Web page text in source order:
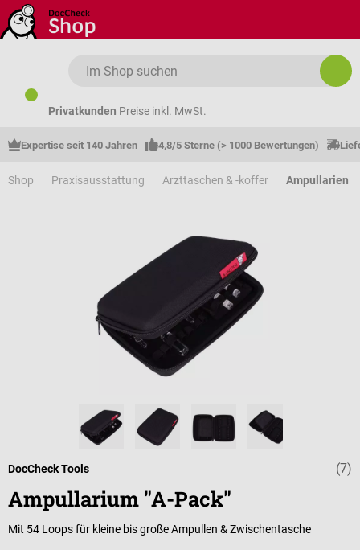
Zum Hauptinhalt springen
Privatkunden Preise inkl. MwSt.
Expertise seit 140 Jahren 4,8/5 Sterne (> 1000 Bewertungen)
Shop Praxisausstattung Arzttaschen & -koffer Ampullarien
(7)
DocCheck Tools
Ampullarium "A-Pack"
Mit 54 Loops für kleine bis große Ampullen & Zwischentasche